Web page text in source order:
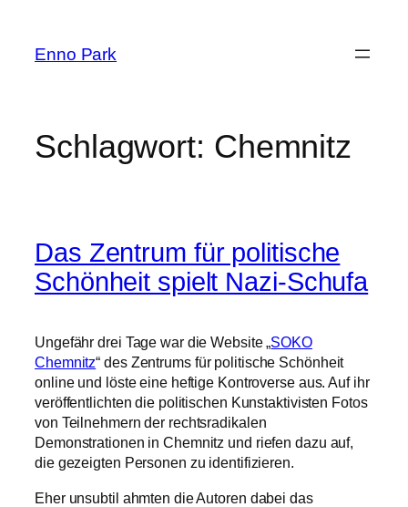
springen
Enno Park
Schlagwort: Chemnitz
Das Zentrum für politische
Schönheit spielt Nazi-Schufa
Ungefähr drei Tage war die Website „SOKO
Chemnitz“ des Zentrums für politische Schönheit
online und löste eine heftige Kontroverse aus. Auf ihr
veröffentlichten die politischen Kunstaktivisten Fotos
von Teilnehmern der rechtsradikalen
Demonstrationen in Chemnitz und riefen dazu auf,
die gezeigten Personen zu identifizieren.
Eher unsubtil ahmten die Autoren dabei das